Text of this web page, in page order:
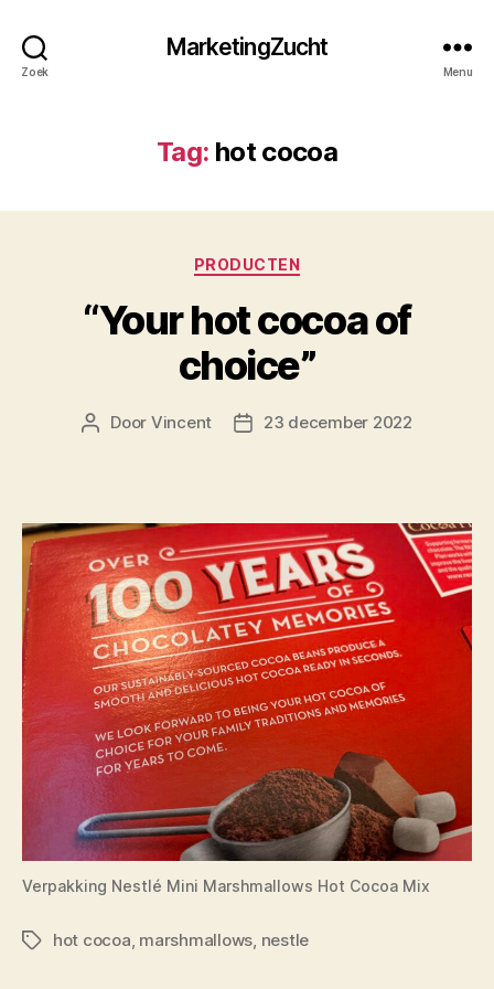
Zoek
MarketingZucht
Menu
Tag: hot cocoa
Categorieën
PRODUCTEN
“Your hot cocoa of
choice”
Berichtauteur
Door Vincent Berichtdatum
23 december 2022
Verpakking Nestlé Mini Marshmallows Hot Cocoa Mix
Tagshot cocoa marshmallows nestle